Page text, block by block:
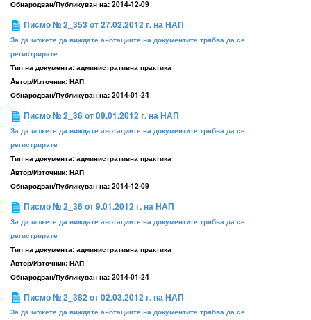
Обнародван/Публикуван на: 2014-12-09
Писмо № 2_353 от 27.02.2012 г. на НАП
За да можете да виждате анотациите на документите трябва да се
регистрирате
Тип на документа: административна практика
Aвтор/Източник: НАП
Обнародван/Публикуван на: 2014-01-24
Писмо № 2_36 от 09.01.2012 г. на НАП
За да можете да виждате анотациите на документите трябва да се
регистрирате
Тип на документа: административна практика
Aвтор/Източник: НАП
Обнародван/Публикуван на: 2014-12-09
Писмо № 2_36 от 9.01.2012 г. на НАП
За да можете да виждате анотациите на документите трябва да се
регистрирате
Тип на документа: административна практика
Aвтор/Източник: НАП
Обнародван/Публикуван на: 2014-01-24
Писмо № 2_382 от 02.03.2012 г. на НАП
За да можете да виждате анотациите на документите трябва да се